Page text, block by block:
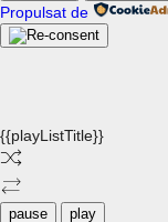
Propulsat de
{{playListTitle}}
pause play